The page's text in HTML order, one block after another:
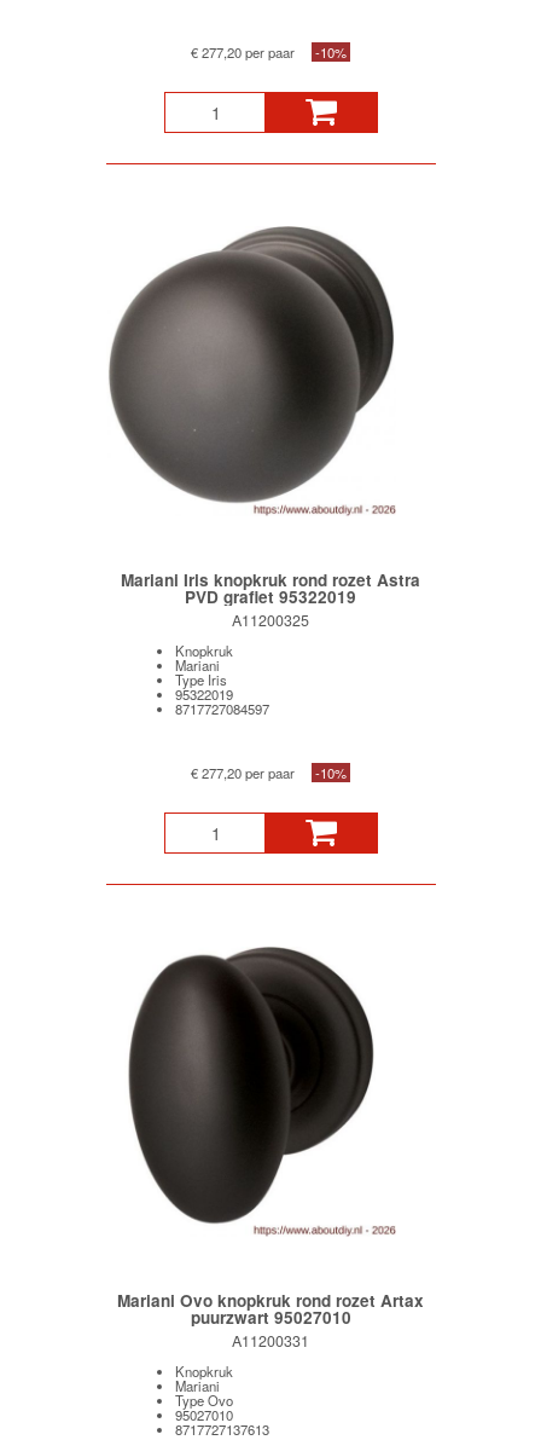
€ 277,20 per paar -10%
Mariani Iris knopkruk rond rozet Astra
PVD grafiet 95322019
A11200325
Knopkruk
Mariani
Type Iris
95322019
8717727084597
€ 277,20 per paar -10%
Mariani Ovo knopkruk rond rozet Artax
puurzwart 95027010
A11200331
Knopkruk
Mariani
Type Ovo
95027010
8717727137613